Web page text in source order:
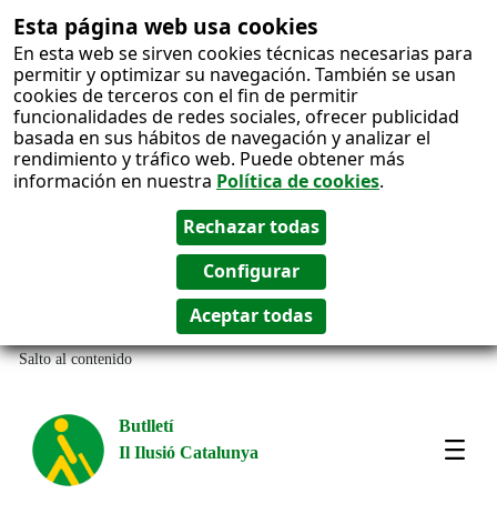
Esta página web usa cookies
En esta web se sirven cookies técnicas necesarias para
permitir y optimizar su navegación. También se usan
cookies de terceros con el fin de permitir
funcionalidades de redes sociales, ofrecer publicidad
basada en sus hábitos de navegación y analizar el
rendimiento y tráfico web. Puede obtener más
información en nuestra Política de cookies.
Salto al contenido
Butlletí
Il Ilusió Catalunya